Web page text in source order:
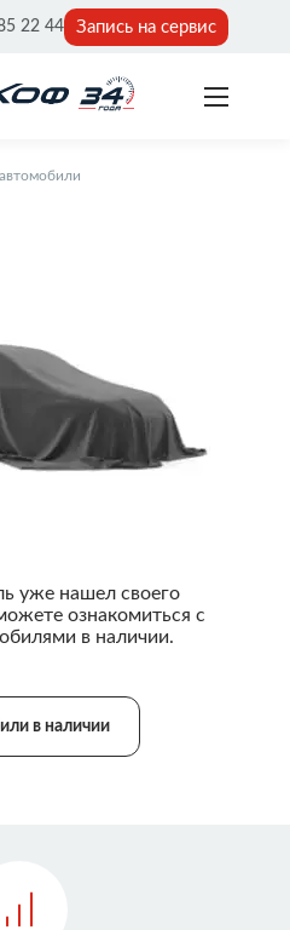
22 44 Запись на сервис
уже нашел своего
ознакомиться с
в наличии.
в наличии